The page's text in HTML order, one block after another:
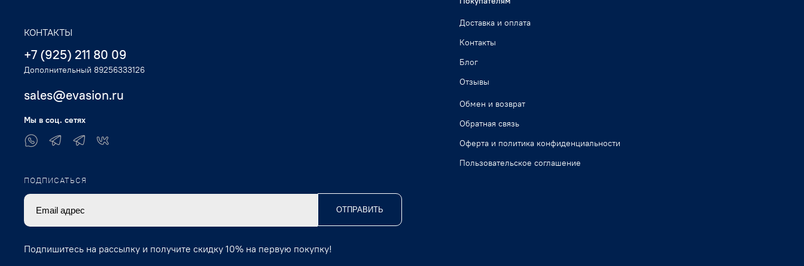
Доставка и оплата
Контакты
Блог
Отзывы
Обмен и возврат
Обратная связь
Оферта и политика конфиденциальности
Пользовательское соглашение
КОНТАКТЫ
+7 (925) 211 80 09
Дополнительный 89256333126
sales@evasion.ru
Мы в соц. сетях
ПОДПИСАТЬСЯ
ОТПРАВИТЬ
Подпишитесь на рассылку и получите скидку 10% на первую покупку!